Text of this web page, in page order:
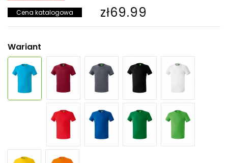
Cena katalogowa zł69.99
Wariant